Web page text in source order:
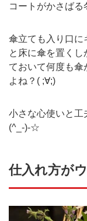
コートがかさばる
傘立ても入り口に
と床に傘を置く
ておいて何度も傘
よね？( ;∀;)
小さな心使いと工
(^_-)-☆
仕入れ方が